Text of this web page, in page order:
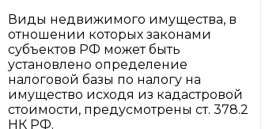
Виды недвижимого имущества, в
отношении которых законами
субъектов РФ может быть
установлено определение
налоговой базы по налогу на
имущество исходя из кадастровой
стоимости, предусмотрены ст. 378.2
НК РФ.